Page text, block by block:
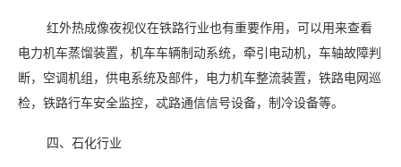
红外热成像夜视仪在铁路行业也有重要作用，可以用来查看
电力机车蒸馏装置，机车车辆制动系统，牵引电动机，车轴故障判
断，空调机组，供电系统及部件，电力机车整流装置，铁路电网巡
检，铁路行车安全监控，忒路通信信号设备，制冷设备等。
四、石化行业